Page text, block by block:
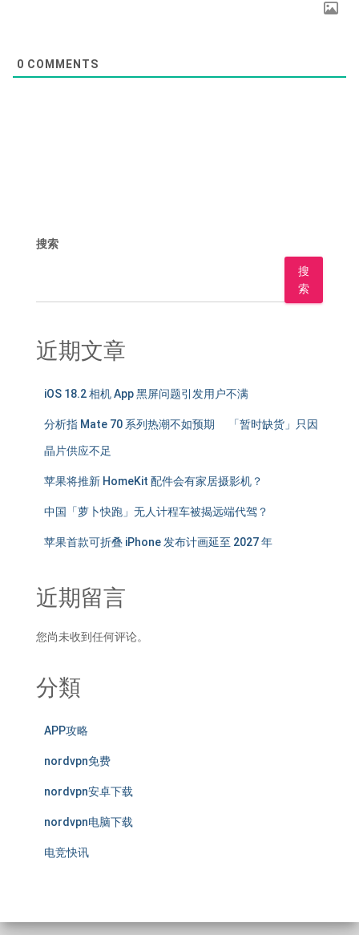
0 COMMENTS
搜索
搜
索
近期文章
iOS 18.2 相机 App 黑屏问题引发用户不满
分析指 Mate 70 系列热潮不如预期 「暂时缺货」只因
晶片供应不足
苹果将推新 HomeKit 配件会有家居摄影机？
中国「萝卜快跑」无人计程车被揭远端代驾？
苹果首款可折叠 iPhone 发布计画延至 2027 年
近期留言
您尚未收到任何评论。
分類
APP攻略
nordvpn免费
nordvpn安卓下载
nordvpn电脑下载
电竞快讯